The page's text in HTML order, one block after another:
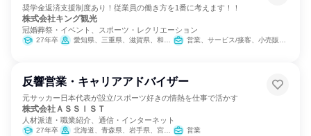
奨学金返済支援制度あり！従業員の働き方を1番に考えます！！
株式会社キング観光
冠婚葬祭・イベント、スポーツ・レクリエーション
27年卒 愛知県、三重県、滋賀県、和歌山県 営業、サービス/接客、小売販売/流通、人事、総務、商品企画、マーケティング・広告・宣伝
反響営業・キャリアアドバイザー
元サッカー日本代表が設立/スポーツ好きの情熱を仕事で活かす
株式会社ＡＳＳＩＳＴ
人材派遣・職業紹介、通信・インターネット
27年卒 北海道、青森県、岩手県、宮城県、秋田県、山形県、福島県、茨城県、栃木県、群馬県、埼玉県、千葉県、東京都、神奈川県、新潟県、富山県、石川県、福井県、山梨県、長野県、岐阜県、静岡県、愛知県、三重県、滋賀県、京都府、大阪府、兵庫県、奈良県、和歌山県、鳥取県、島根県、岡山県、広島県、山口県、徳島県、香川県、愛媛県、高知県、福岡県、佐賀県、長崎県、熊本県、大分県、宮崎県、鹿児島県、沖縄県 営業